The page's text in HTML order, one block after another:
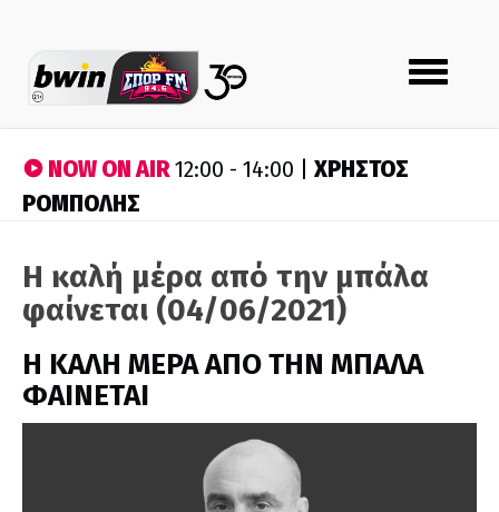
Toggle
navigation
NOW ON AIR12:00 - 14:00 | ΧΡΗΣΤΟΣ
ΡΟΜΠΟΛΗΣ
Η καλή μέρα από την μπάλα
φαίνεται (04/06/2021)
H ΚΑΛΗ ΜΕΡΑ ΑΠΟ ΤΗΝ ΜΠΑΛΑ
ΦΑΙΝΕΤΑΙ